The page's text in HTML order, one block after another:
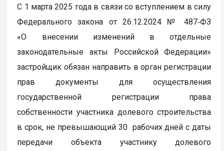
С 1 марта 2025 года в связи со вступлением в силу
Федерального закона от 26.12.2024 № 487‑ФЗ
«О внесении изменений в отдельные
законодательные акты Российской Федерации»
застройщик обязан направить в орган регистрации
прав документы для осуществления
государственной регистрации права
собственности участника долевого строительства
в срок, не превышающий 30 рабочих дней с даты
передачи объекта участнику долевого